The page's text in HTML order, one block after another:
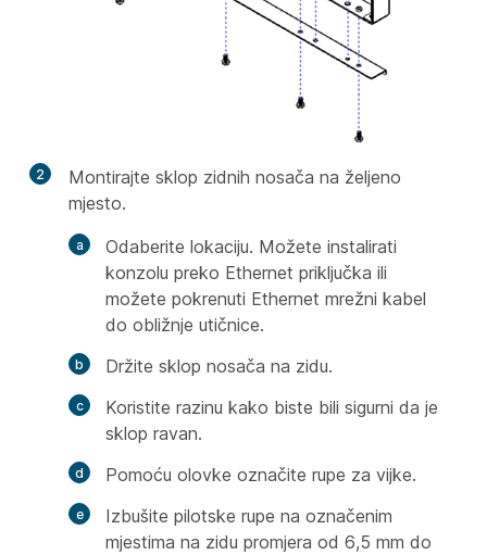
2
Montirajte sklop zidnih nosača na željeno
mjesto.
Odaberite lokaciju. Možete instalirati
konzolu preko Ethernet priključka ili
možete pokrenuti Ethernet mrežni kabel
do obližnje utičnice.
Držite sklop nosača na zidu.
Koristite razinu kako biste bili sigurni da je
sklop ravan.
Pomoću olovke označite rupe za vijke.
Izbušite pilotske rupe na označenim
mjestima na zidu promjera od 6,5 mm do